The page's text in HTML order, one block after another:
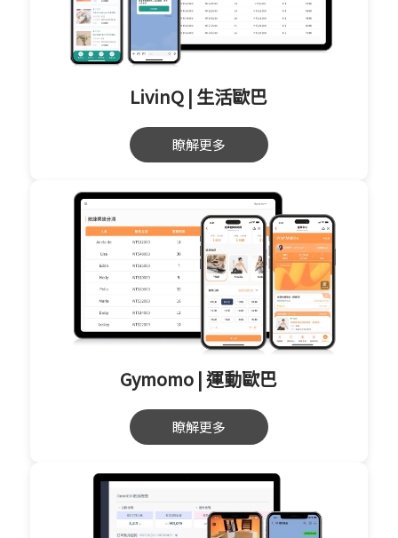
LivinQ | 生活歐巴
瞭解更多
Gymomo | 運動歐巴
瞭解更多